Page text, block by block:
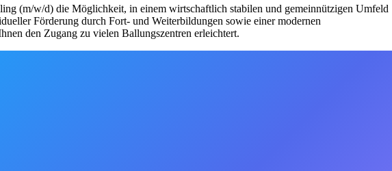
(m/w/d) die Möglichkeit, in einem wirtschaftlich stabilen und gemeinnützigen Umfeld
Förderung durch Fort- und Weiterbildungen sowie einer modernen
den Zugang zu vielen Ballungszentren erleichtert.